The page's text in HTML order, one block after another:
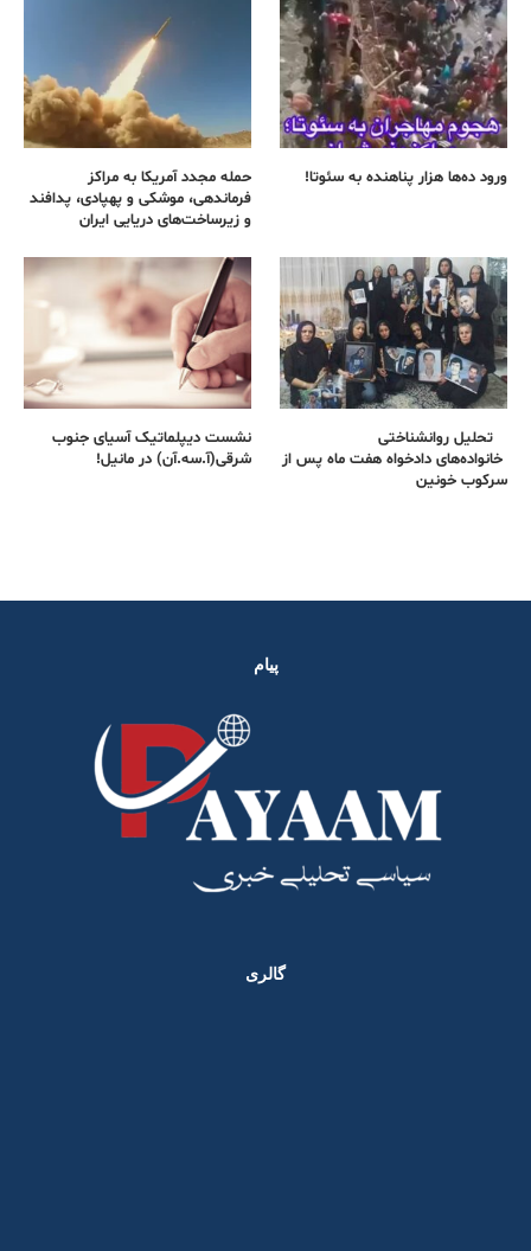
ورود ده‌ها هزار پناهنده به سئوتا!
حمله مجدد آمریکا به مراکز
فرماندهی، موشکی و پهپادی، پدافند
و زیرساخت‌های دریایی ایران
تحلیل روانشناختی
خانواده‌های دادخواه هفت ماه پس از
سرکوب خونین
نشست دیپلماتیک آسیای جنوب
شرقی‌(آ.سه.آن) در مانیل!
پیام
گالری